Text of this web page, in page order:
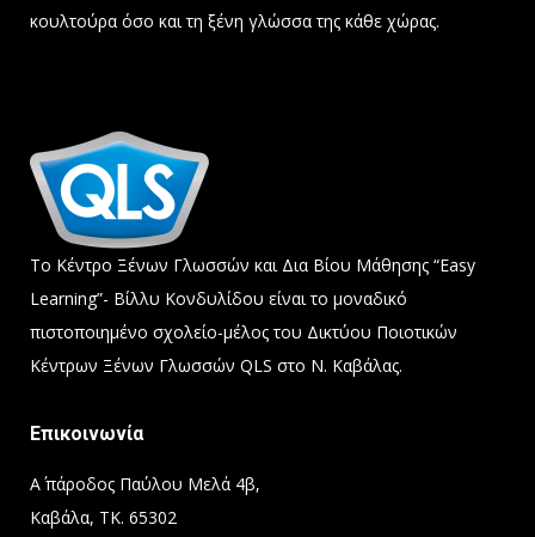
κουλτούρα όσο και τη ξένη γλώσσα της κάθε χώρας.
Το Κέντρο Ξένων Γλωσσών και Δια Βίου Μάθησης “Easy
Learning”- Βίλλυ Κονδυλίδου είναι το μοναδικό
πιστοποιημένο σχολείο-μέλος του Δικτύου Ποιοτικών
Κέντρων Ξένων Γλωσσών QLS στο Ν. Καβάλας.
Επικοινωνία
Α΄ πάροδος Παύλου Μελά 4β,
Καβάλα, ΤΚ. 65302